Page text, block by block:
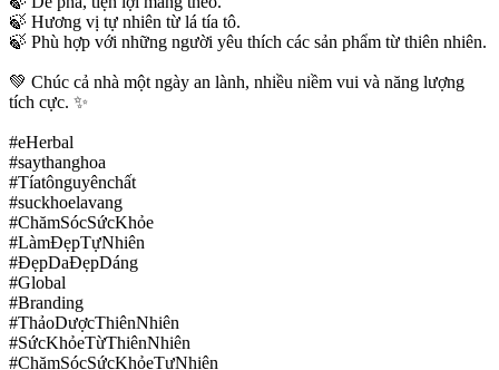
🍃 Hương vị tự nhiên từ lá tía tô.
🍃 Phù hợp với những người yêu thích các sản phẩm từ thiên nhiên.
💚 Chúc cả nhà một ngày an lành, nhiều niềm vui và năng lượng
tích cực. ✨
#eHerbal
#saythanghoa
#Tíatônguyênchất
#suckhoelavang
#ChămSócSứcKhỏe
#LàmĐẹpTựNhiên
#ĐẹpDaĐẹpDáng
#Global
#Branding
#ThảoDượcThiênNhiên
#SứcKhỏeTừThiênNhiên
#ChămSócSứcKhỏeTựNhiên